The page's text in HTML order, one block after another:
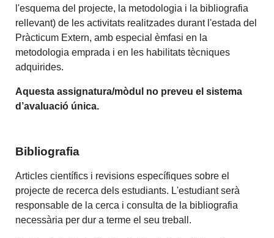
l'esquema del projecte, la metodologia i la bibliografia
rellevant) de les activitats realitzades durant l'estada del
Pràcticum Extern, amb especial èmfasi en la
metodologia emprada i en les habilitats tècniques
adquirides.
Aquesta assignatura/mòdul no preveu el sistema
d’avaluació única.
Bibliografia
Articles científics i revisions específiques sobre el
projecte de recerca dels estudiants. L'estudiant serà
responsable de la cerca i consulta de la bibliografia
necessària per dur a terme el seu treball.